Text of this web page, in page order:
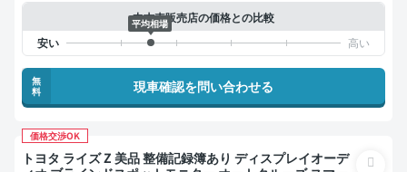
中古車販売店の価格との比較
平均相場
無
料
現車確認を問い合わせる
価格交渉OK
トヨタ ライズ Z 美品 整備記録簿あり ディスプレイオーデ